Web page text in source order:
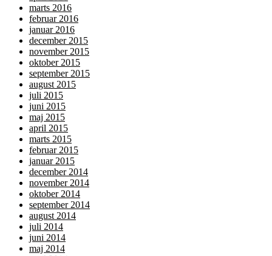
marts 2016
februar 2016
januar 2016
december 2015
november 2015
oktober 2015
september 2015
august 2015
juli 2015
juni 2015
maj 2015
april 2015
marts 2015
februar 2015
januar 2015
december 2014
november 2014
oktober 2014
september 2014
august 2014
juli 2014
juni 2014
maj 2014